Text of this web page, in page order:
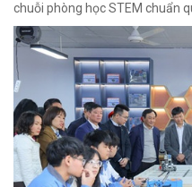
chuỗi phòng học STEM chuẩn